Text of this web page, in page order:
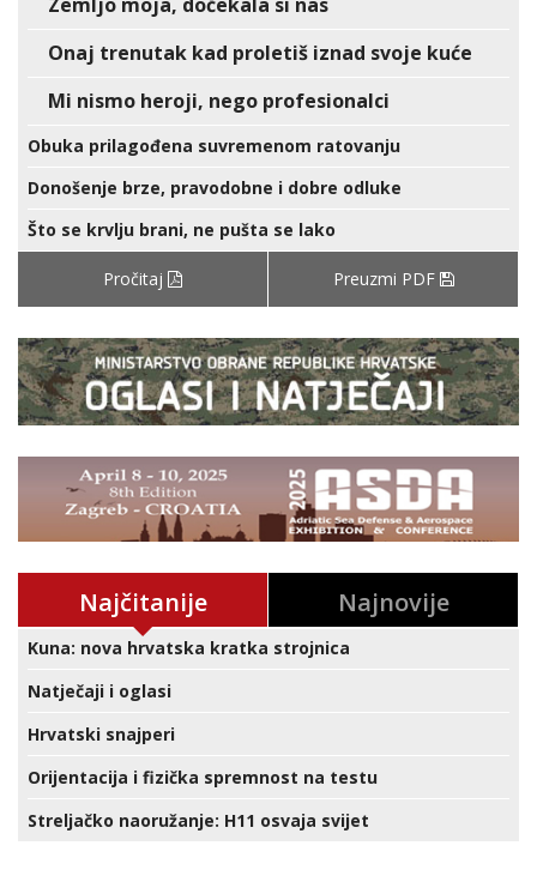
Onaj trenutak kad proletiš iznad svoje kuće
Mi nismo heroji, nego profesionalci
Obuka prilagođena suvremenom ratovanju
Donošenje brze, pravodobne i dobre odluke
Što se krvlju brani, ne pušta se lako
Pročitaj Preuzmi PDF
Najčitanije Najnovije
Kuna: nova hrvatska kratka strojnica
Natječaji i oglasi
Hrvatski snajperi
Orijentacija i fizička spremnost na testu
Streljačko naoružanje: H11 osvaja svijet